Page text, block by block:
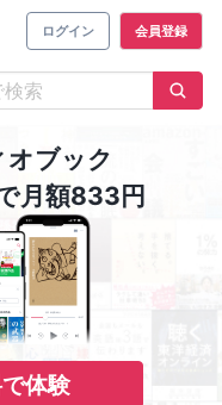
ログイン 会員登録
ブック
月額833円
体験